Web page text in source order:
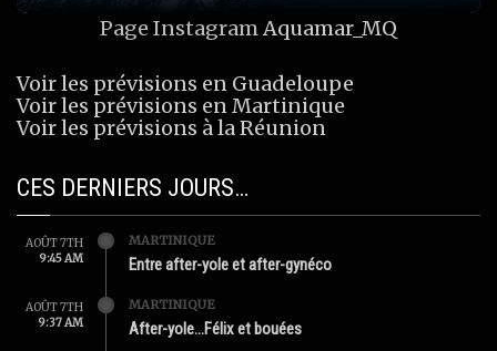
Page InstagramAquamar_MQ
Voir les prévisions en Guadeloupe
Voir les prévisions en Martinique
Voir les prévisions à la Réunion
CES DERNIERS JOURS…
AOÛT 7TH
9:45 AM
MARTINIQUE
Entre after-yole et after-gynéco
AOÛT 7TH
9:37 AM
MARTINIQUE
After-yole…Félix et bouées